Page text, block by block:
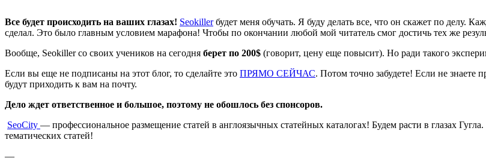
Все будет происходить на ваших глазах! Seokillerбудет меня обучать. Я буду делать все, что он скажет по делу.
сделал. Это было главным условием марафона! Чтобы по окончании любой мой читатель смог достичь тех же
Вообще, Seokiller со своих учеников на сегодня берет по 200$ (говорит, цену еще повысит). Но ради такого
Если вы еще не подписаны на этот блог, то сделайте это ПРЯМО СЕЙЧАС. Потом точно забудете! Если не
будут приходить к вам на почту.
Дело ждет ответственное и большое, поэтому не обошлось без спонсоров.
SeoСity — профессиональное размещение статей в англоязычных статейных каталогах! Будем расти в глазах
тематических статей!
—